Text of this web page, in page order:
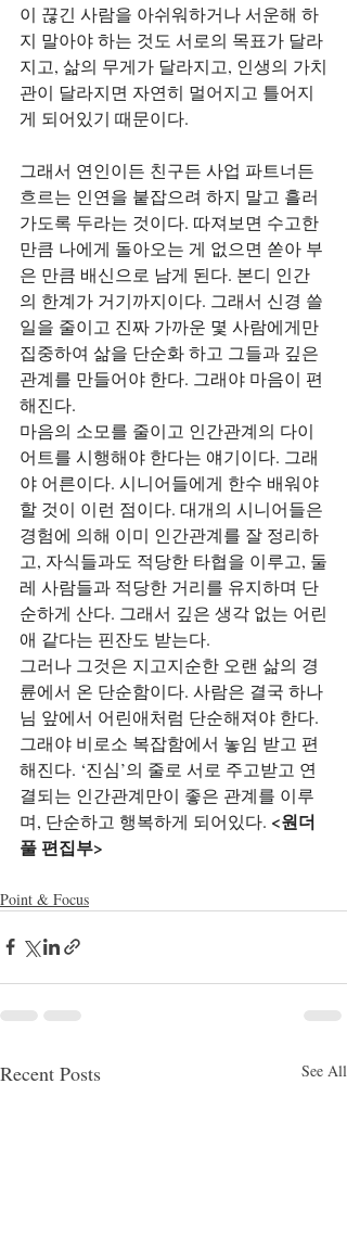
이 끊긴 사람을 아쉬워하거나 서운해 하
지 말아야 하는 것도 서로의 목표가 달라
지고, 삶의 무게가 달라지고, 인생의 가치
관이 달라지면 자연히 멀어지고 틀어지
게 되어있기 때문이다.
그래서 연인이든 친구든 사업 파트너든
흐르는 인연을 붙잡으려 하지 말고 흘러
가도록 두라는 것이다. 따져보면 수고한
만큼 나에게 돌아오는 게 없으면 쏟아 부
은 만큼 배신으로 남게 된다. 본디 인간
의 한계가 거기까지이다. 그래서 신경 쓸
일을 줄이고 진짜 가까운 몇 사람에게만
집중하여 삶을 단순화 하고 그들과 깊은
관계를 만들어야 한다. 그래야 마음이 편
해진다.
마음의 소모를 줄이고 인간관계의 다이
어트를 시행해야 한다는 얘기이다. 그래
야 어른이다. 시니어들에게 한수 배워야
할 것이 이런 점이다. 대개의 시니어들은
경험에 의해 이미 인간관계를 잘 정리하
고, 자식들과도 적당한 타협을 이루고, 둘
레 사람들과 적당한 거리를 유지하며 단
순하게 산다. 그래서 깊은 생각 없는 어린
애 같다는 핀잔도 받는다.
그러나 그것은 지고지순한 오랜 삶의 경
륜에서 온 단순함이다. 사람은 결국 하나
님 앞에서 어린애처럼 단순해져야 한다.
그래야 비로소 복잡함에서 놓임 받고 편
해진다. ‘진심’의 줄로 서로 주고받고 연
결되는 인간관계만이 좋은 관계를 이루
며, 단순하고 행복하게 되어있다. <원더
풀 편집부>
Point & Focus
Recent Posts See All